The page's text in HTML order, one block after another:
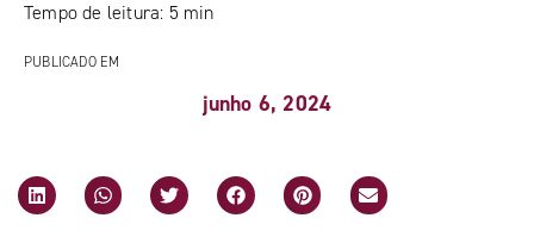
Tempo de leitura: 5 min
PUBLICADO EM
junho 6, 2024